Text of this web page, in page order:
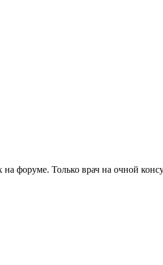
форуме. Только врач на очной